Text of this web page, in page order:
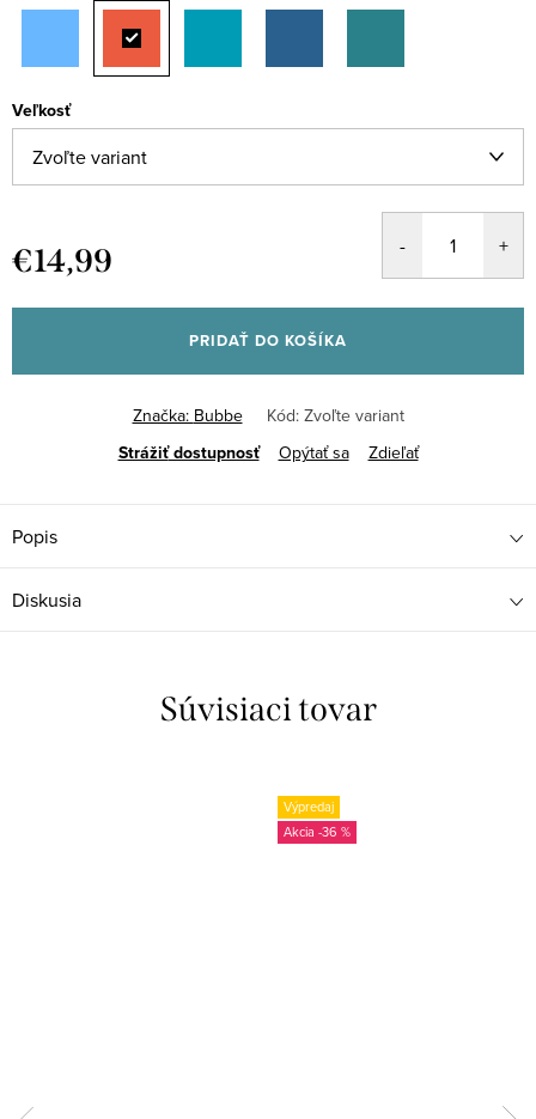
Veľkosť
€14,99
cena:
PRIDAŤ DO KOŠÍKA
Značka: Bubbe Kód: Zvoľte variant
Opýtať sa
Strážiť Zdieľať
Popis
Diskusia
Súvisiaci tovar
Výpredaj
-36 %